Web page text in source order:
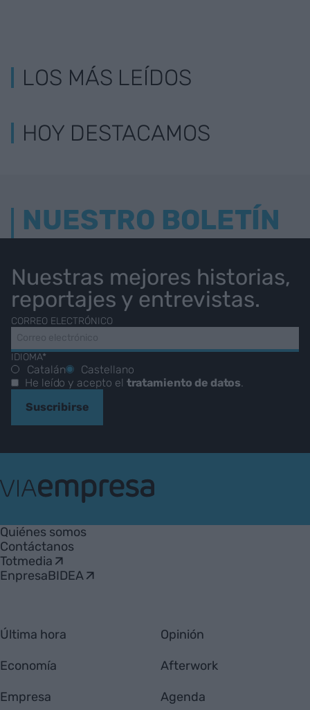
LOS MÁS LEÍDOS
HOY DESTACAMOS
NUESTRO BOLETÍN
Nuestras mejores historias,
reportajes y entrevistas.
CORREO ELECTRÓNICO
IDIOMA*
Catalán
Castellano
He leído y acepto el tratamiento de datos.
Suscribirse
Empresa
Quiénes somos
Contáctanos
Totmedia
EnpresaBIDEA
Última hora
Economía
Empresa
Opinión
Afterwork
Agenda